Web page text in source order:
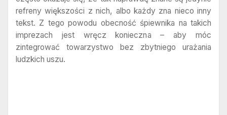
refreny większości z nich, albo każdy zna nieco inny
tekst. Z tego powodu obecność śpiewnika na takich
imprezach jest wręcz konieczna – aby móc
zintegrować towarzystwo bez zbytniego urażania
ludzkich uszu.